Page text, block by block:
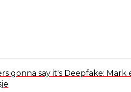
gonna say it's Deepfake: